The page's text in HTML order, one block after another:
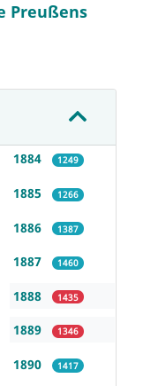
Preußens
1884 1249
1885 1266
1886 1387
1887 1460
1888 1435
1889 1346
1890 1417